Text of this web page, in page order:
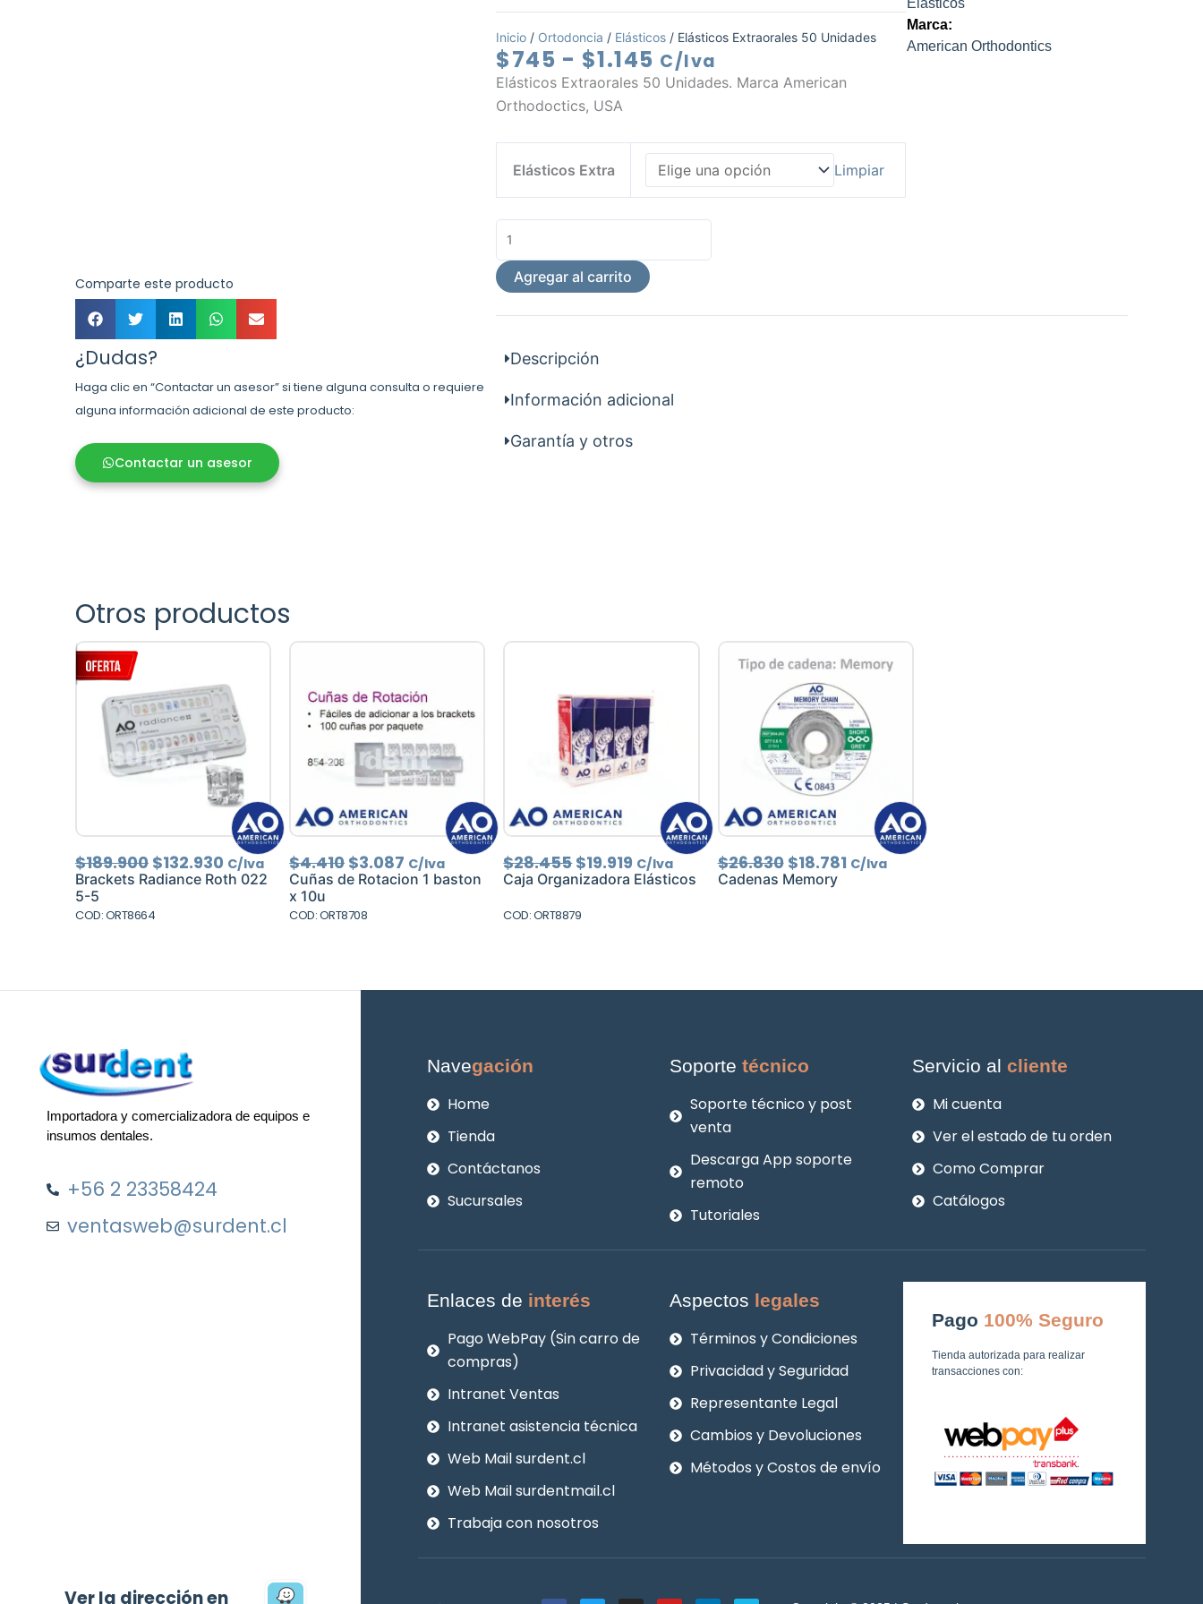
Comparte este producto
¿Dudas?
Haga clic en “Contactar un asesor” si tiene alguna consulta o requiere
alguna información adicional de este producto:
Contactar un asesor
Inicio / Ortodoncia / Elásticos / Elásticos Extraorales 50 Unidades
$745 - $1.145 Rango
de
$745
hasta
$1.145
C/Iva
Elásticos Extraorales 50 Unidades. Marca American
Orthodoctics, USA
Elásticos Extra Limpiar
Extraorales
50
Unidades
cantidad
Agregar al carrito
Elásticos
Marca:
American Orthodontics
Descripción
Información adicional
Garantía y otros
Otros productos
$189.900 El
precio
era:
$189.900.
$132.930 El
precio
$132.930.
C/Iva
Brackets Radiance Roth 022
5-5
COD: ORT8664
$4.410El
precio
era:
$4.410.
$3.087 El
precio
C/Iva
Cuñas de Rotacion 1 baston
x 10u
COD: ORT8708
$28.455El
precio
era:
$28.455.
$19.919 El
precio
C/Iva
Caja Organizadora Elásticos
COD: ORT8879
$26.830 El
precio
original
$18.781El
precio
C/Iva
Cadenas Memory
Importadora y comercializadora de equipos e
insumos dentales.
+56 2 23358424
ventasweb@surdent.cl
Ver la dirección en
Navegación
Home
Tienda
Contáctanos
Sucursales
Soportetécnico
Soporte técnico y post
venta
Descarga App soporte
remoto
Tutoriales
Servicio alcliente
Mi cuenta
Ver el estado de tu orden
Como Comprar
Catálogos
Enlaces de interés
Pago WebPay (Sin carro de
compras)
Intranet Ventas
Intranet asistencia técnica
Web Mail surdent.cl
Web Mail surdentmail.cl
Trabaja con nosotros
Aspectos legales
Términos y Condiciones
Privacidad y Seguridad
Representante Legal
Cambios y Devoluciones
Métodos y Costos de envío
Pago 100% Seguro
Tienda autorizada para realizar
transacciones con: